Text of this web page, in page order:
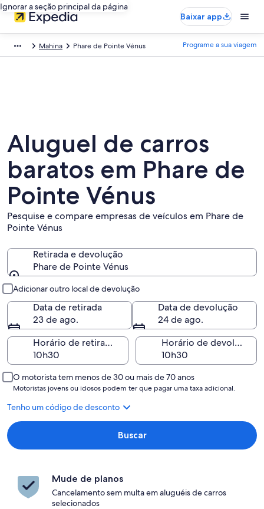
Ignorar a seção principal da página
Baixar app
Mahina Phare de Pointe Vénus Programe a sua viagem
Aluguel de carros
baratos em Phare de
Pointe Vénus
Pesquise e compare empresas de veículos em Phare de
Pointe Vénus
Retirada e devolução
Phare de Pointe Vénus
Adicionar outro local de devolução
Data de retirada
23 de ago.
Data de devolução
24 de ago.
Horário de retirada
Horário de devolução
O motorista tem menos de 30 ou mais de 70 anos
Motoristas jovens ou idosos podem ter que pagar uma taxa adicional.
Tenho um código de desconto
Buscar
Mude de planos
Cancelamento sem multa em aluguéis de carros
selecionados